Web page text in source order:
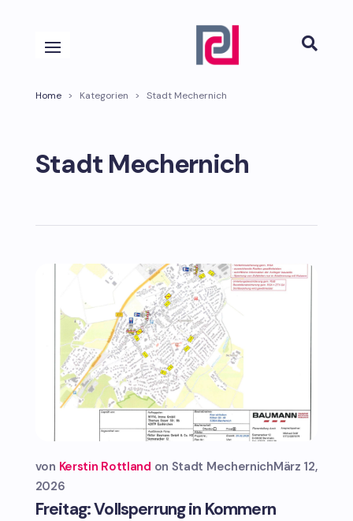

Home > Kategorien > Stadt Mechernich
Stadt Mechernich
Freitag: Vollsperrung in Kommern
von Kerstin Rottland Stadt MechernichMärz 12,
2026